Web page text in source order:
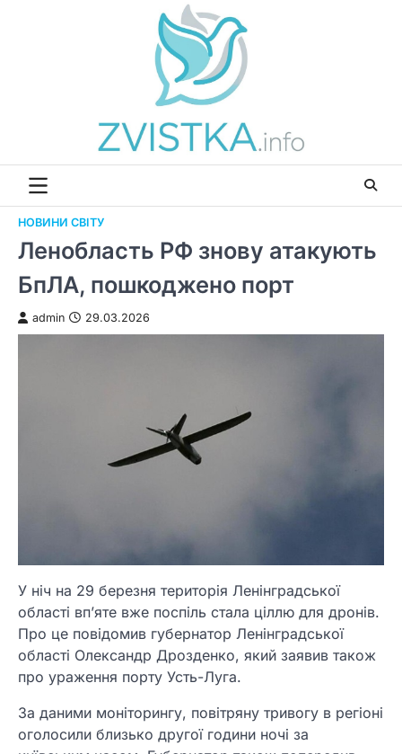
НОВИНИ СВІТУ
Ленобласть РФ знову атакують
БпЛА, пошкоджено порт
admin 29.03.2026
У ніч на 29 березня територія Ленінградської
області вп’яте вже поспіль стала ціллю для дронів.
Про це повідомив губернатор Ленінградської
області Олександр Дрозденко, який заявив також
про ураження порту Усть-Луга.
За даними моніторингу, повітряну тривогу в регіоні
оголосили близько другої години ночі за